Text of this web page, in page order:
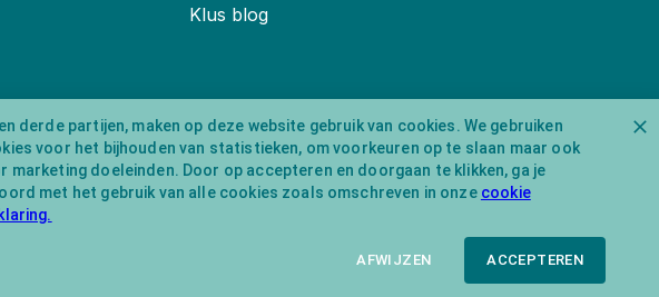
derde partijen, maken op deze website gebruik van cookies. We gebruiken
voor het bijhouden van statistieken, om voorkeuren op te slaan maar ook
marketing doeleinden. Door op accepteren en doorgaan te klikken, ga je
met het gebruik van alle cookies zoals omschreven in onze cookie
AFWIJZEN ACCEPTEREN
Klus blog